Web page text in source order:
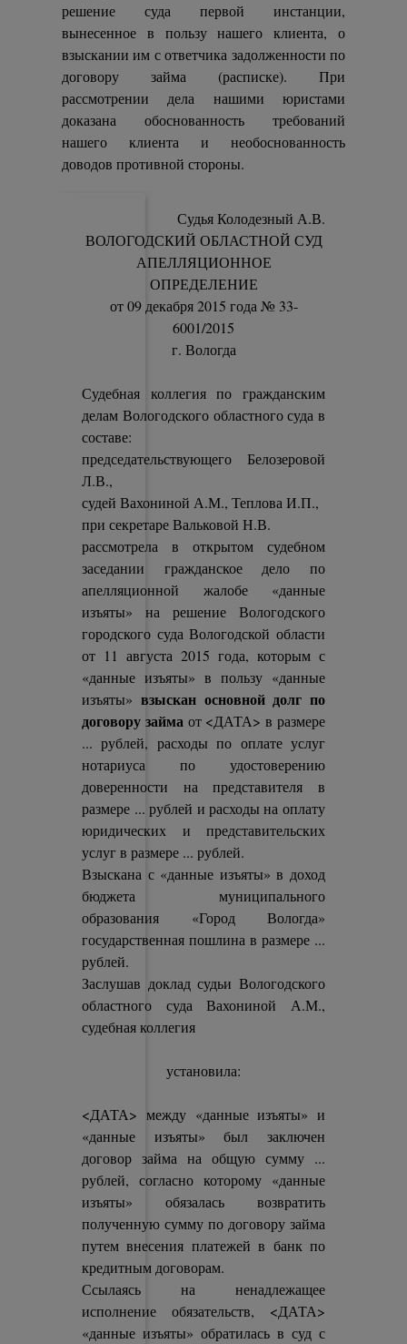
решение суда первой инстанции,
вынесенное в пользу нашего клиента, о
взыскании им с ответчика задолженности по
договору займа (расписке). При
рассмотрении дела нашими юристами
доказана обоснованность требований
нашего клиента и необоснованность
доводов противной стороны.
Судья Колодезный А.В.
ВОЛОГОДСКИЙ ОБЛАСТНОЙ СУД
АПЕЛЛЯЦИОННОЕ
ОПРЕДЕЛЕНИЕ
от 09 декабря 2015 года № 33-
6001/2015
г. Вологда
Судебная коллегия по гражданским
делам Вологодского областного суда в
составе:
председательствующего Белозеровой
Л.В.,
судей Вахониной А.М., Теплова И.П.,
при секретаре Вальковой Н.В.
рассмотрела в открытом судебном
заседании гражданское дело по
апелляционной жалобе «данные
изъяты» на решение Вологодского
городского суда Вологодской области
от 11 августа 2015 года, которым с
«данные изъяты» в пользу «данные
изъяты» взыскан основной долг по
договору займа от <ДАТА> в размере
... рублей, расходы по оплате услуг
нотариуса по удостоверению
доверенности на представителя в
размере ... рублей и расходы на оплату
юридических и представительских
услуг в размере ... рублей.
Взыскана с «данные изъяты» в доход
бюджета муниципального
образования «Город Вологда»
государственная пошлина в размере ...
рублей.
Заслушав доклад судьи Вологодского
областного суда Вахониной А.М.,
судебная коллегия
установила:
<ДАТА> между «данные изъяты» и
«данные изъяты» был заключен
договор займа на общую сумму ...
рублей, согласно которому «данные
изъяты» обязалась возвратить
полученную сумму по договору займа
путем внесения платежей в банк по
кредитным договорам.
Ссылаясь на ненадлежащее
исполнение обязательств, <ДАТА>
«данные изъяты» обратилась в суд с